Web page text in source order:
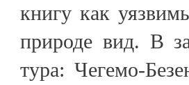
книгу как
природе вид. В
тура: Чегемо-